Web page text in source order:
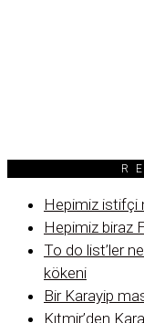
Hepimiz istifçi
Hepimiz biraz
To do list’ler
kökeni
Bir Karayip
Kıtmir’den